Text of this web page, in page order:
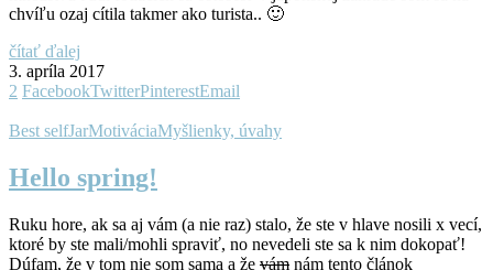
chvíľu ozaj cítila takmer ako turista.. 🙂
čítať ďalej
3. apríla 2017
2 FacebookTwitterPinterestEmail
Best selfJarMotiváciaMyšlienky, úvahy
Hello spring!
Ruku hore, ak sa aj vám (a nie raz) stalo, že ste v hlave nosili x vecí,
ktoré by ste mali/mohli spraviť, no nevedeli ste sa k nim dokopať!
Dúfam, že v tom nie som sama a že vám nám tento článok